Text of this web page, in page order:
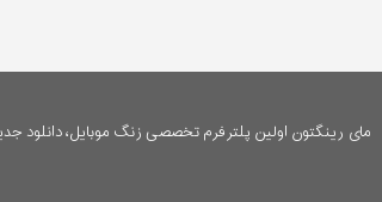
مای رینگتون اولین پلترفرم تخصصی زنگ موبایل،